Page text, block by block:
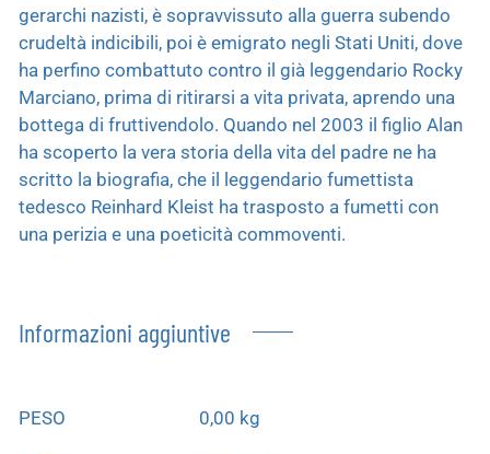
gerarchi nazisti, è sopravvissuto alla guerra subendo
crudeltà indicibili, poi è emigrato negli Stati Uniti, dove
ha perfino combattuto contro il già leggendario Rocky
Marciano, prima di ritirarsi a vita privata, aprendo una
bottega di fruttivendolo. Quando nel 2003 il figlio Alan
ha scoperto la vera storia della vita del padre ne ha
scritto la biografia, che il leggendario fumettista
tedesco Reinhard Kleist ha trasposto a fumetti con
una perizia e una poeticità commoventi.
Informazioni aggiuntive
PESO 0,00 kg